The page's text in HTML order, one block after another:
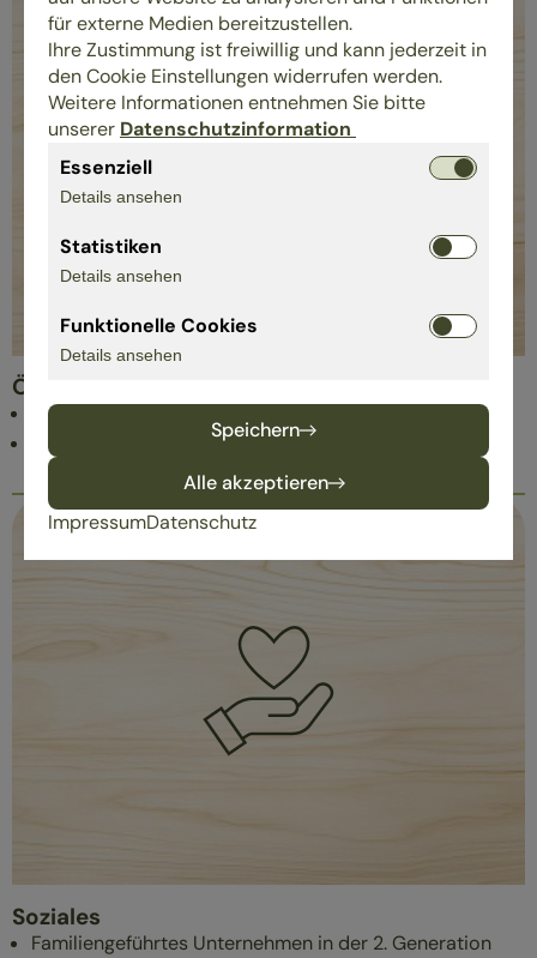
Ökologie
Bezug von Naturstrom
Holzheizung
Soziales
Familiengeführtes Unternehmen in der 2. Generation
für externe Medien bereitzustellen.
Ihre Zustimmung ist freiwillig und kann jederzeit in
den Cookie Einstellungen widerrufen werden.
Weitere Informationen entnehmen Sie bitte
unserer Datenschutzinformation
Essenziell
Details ansehen
Statistiken
Details ansehen
Funktionelle Cookies
Details ansehen
Speichern
Alle akzeptieren
ImpressumDatenschutz